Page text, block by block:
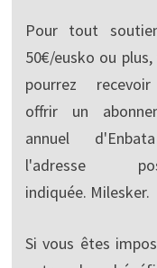
Pour tout
50€/eusko ou plus,
pourrez
offrir un
annuel
l'adresse
indiquée. Milesker.
Si vous êtes